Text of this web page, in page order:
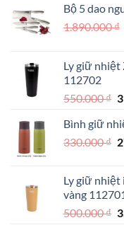
Bộ 5 dao
1.890.000₫
Ly giữ nhiệt
112702
550.000₫
Bình giữ
330.000₫
Ly giữ nhiệt
vàng
500.000₫